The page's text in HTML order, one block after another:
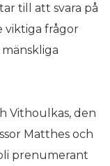
till att svara på
viktiga frågor
Vithoulkas, den
Matthes och
prenumerant